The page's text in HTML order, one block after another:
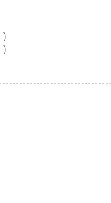
)
)